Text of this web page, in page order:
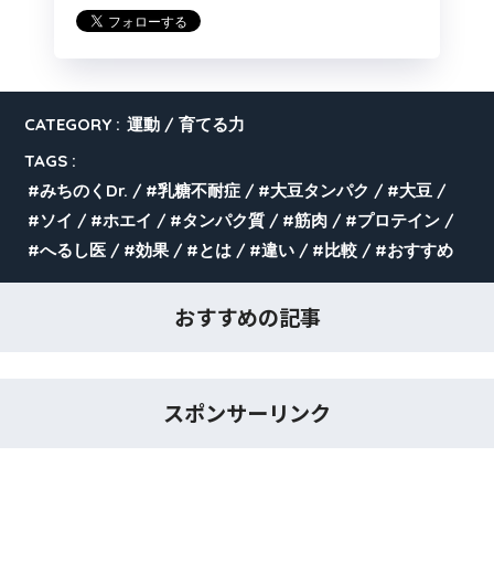
CATEGORY : 運動
育てる力
TAGS :
みちのくDr.
乳糖不耐症 大豆タンパク
大豆
ソイ
ホエイ タンパク質 筋肉
プロテイン
へるし医
効果 とは 違い 比較 おすすめ
おすすめの記事
スポンサーリンク